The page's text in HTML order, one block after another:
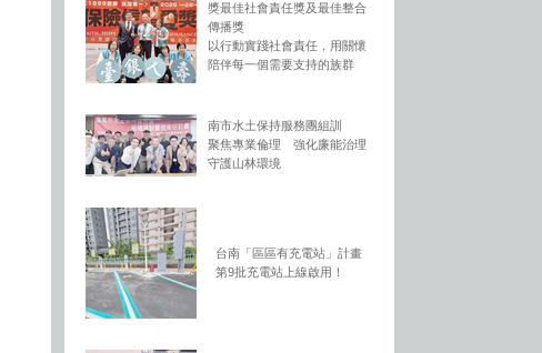
獎最佳社會責任獎及最佳整合
傳播獎
以行動實踐社會責任，用關懷
陪伴每一個需要支持的族群
南市水土保持服務團組訓
聚焦專業倫理 強化廉能治理
守護山林環境
台南「區區有充電站」計畫
第9批充電站上線啟用！